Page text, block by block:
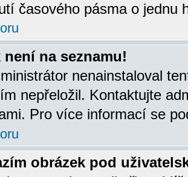
časového pásma o jednu
není na seznamu!
nenainstaloval
nepřeložil. Kontaktujte
Pro více informací se
obrázek pod